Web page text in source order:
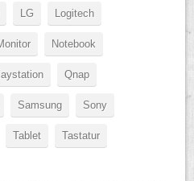
LG Logitech
Notebook
Qnap
Samsung Sony
Tablet Tastatur